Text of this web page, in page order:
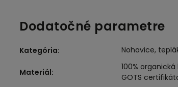
Dodatočné parametre
Kategória: Nohavice,
Materiál:
100%
GOTS